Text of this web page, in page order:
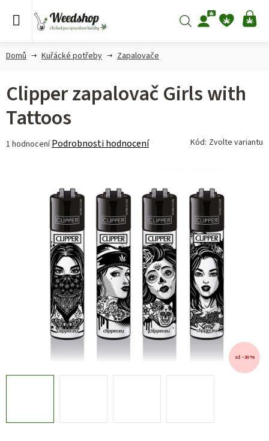
Hledat
Domů Kuřácké potřeby Zapalovače
Clipper zapalovač Girls with
Tattoos
Průměrné
1 hodnocení Podrobnosti hodnocení Kód: Zvolte variantu
až –30 %